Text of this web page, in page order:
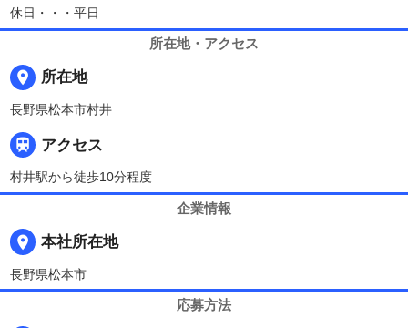
休日・・・平日
所在地・アクセス
place 所在地
長野県松本市村井
 アクセス
村井駅から徒歩10分程度
企業情報
place 本社所在地
長野県松本市
応募方法